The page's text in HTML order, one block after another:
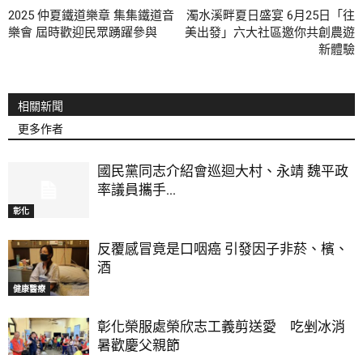
2025 仲夏鐵道樂章 集集鐵道音
樂會 屆時歡迎民眾踴躍參與
濁水溪畔夏日盛宴 6月25日「往
美出發」六大社區邀你共創農遊
新體驗
相關新聞
更多作者
彰化
國民黨同志介紹會巡迴大村、永靖 魏平政
率議員攜手...
健康醫療
反覆感冒竟是口咽癌 引發因子非菸、檳、
酒
彰化榮服處榮欣志工義剪送愛 吃剉冰消
暑歡慶父親節